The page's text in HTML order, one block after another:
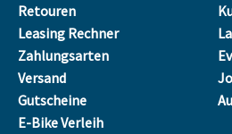
Retouren
Leasing Rechner
Zahlungsarten
Versand
Gutscheine
E-Bike Verleih